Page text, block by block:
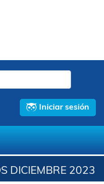
Iniciar sesión
DICIEMBRE 2023